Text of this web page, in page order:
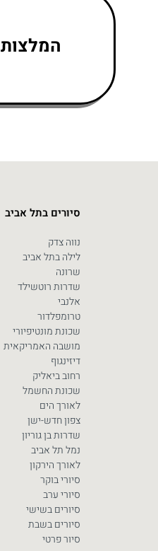
המלצות
סיורים בתל אביב
נווה צדק
לילה בתל אביב
שרונה
שדרות רוטשילד
אלנבי
טרומפלדור
שכונת מונטיפיורי
מושבה האמריקאית
דיזינגוף
רחוב ביאליק
שכונת החשמל
לאורך הים
צפון חדש-ישן
שדרות בן גוריון
נמל תל אביב
לאורך הירקון
סיורי בוקר
סיורי ערב
סיורים בשישי
סיורים בשבת
סיור פרטי